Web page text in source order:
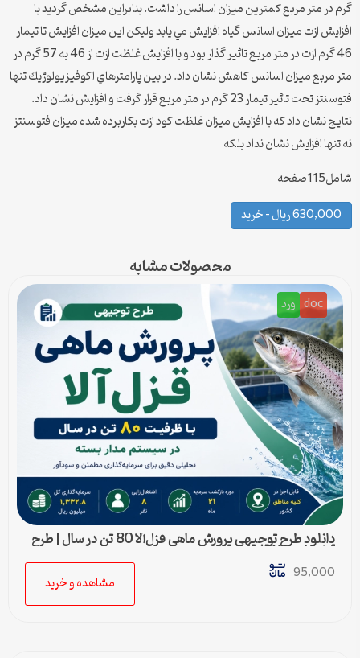
گرم در متر مربع كمترين ميزان اسانس را داشت. بنابراين مشخص گردید با
افزايش ازت ميزان اسانس گياه افزايش مي يابد وليكن اين ميزان افزايش تا تیمار
46 گرم ازت در متر مربع تاثير گذار بود و با افزايش غلظت ازت از 46 به 57 گرم در
متر مربع ميزان اسانس كاهش نشان داد. در بين پارامترهاي اكوفيزيولوژيك تنها
فتوسنتز تحت تاثير تيمار 23 گرم در متر مربع قرار گرفت و افزایش نشان داد.
نتايج نشان داد كه با افزايش ميزان غلظت كود ازت بكاربرده شده ميزان فتوسنتز
نه تنها افزايش نشان نداد بلكه
شامل115صفحه
630,000 ریال – خرید
محصولات مشابه
doc ورد
دانلود طرح توجیهی پرورش ماهی قزل‌آلا 80 تن در سال | طرح
آماده Word قابل ویرایش
95,000
مشاهده و خرید